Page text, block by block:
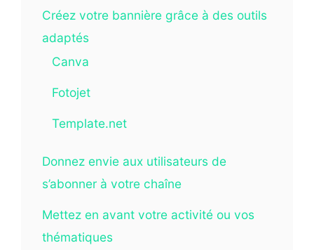
Créez votre bannière grâce à des outils
adaptés
Canva
Fotojet
Template.net
Donnez envie aux utilisateurs de
s’abonner à votre chaîne
Mettez en avant votre activité ou vos
thématiques